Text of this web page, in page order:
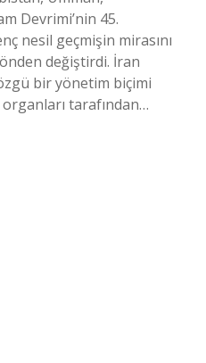
Devrimi’nin 45.
nesil geçmişin mirasını
değiştirdi. İran
bir yönetim biçimi
tarafından…